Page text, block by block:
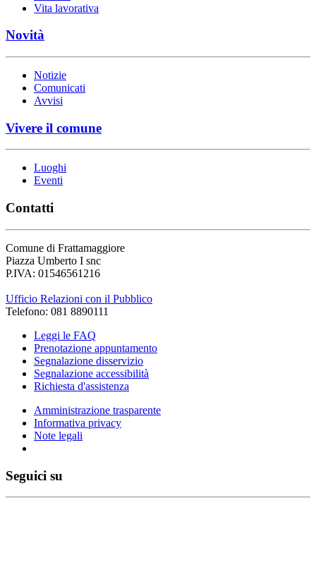
Vita lavorativa
Novità
Notizie
Comunicati
Avvisi
Vivere il comune
Luoghi
Eventi
Contatti
Comune di Frattamaggiore
Piazza Umberto I snc
P.IVA: 01546561216
Ufficio Relazioni con il Pubblico
Telefono: 081 8890111
Leggi le FAQ
Prenotazione appuntamento
Segnalazione disservizio
Segnalazione accessibilità
Richiesta d'assistenza
Amministrazione trasparente
Informativa privacy
Note legali
Seguici su